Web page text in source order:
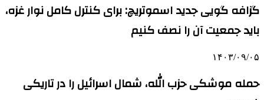
گزافه گویی جدید اسموتریچ: برای کنترل کامل نوار غزه،
باید جمعیت آن را نصف کنیم
۱۴۰۳/۰۹/۰۵
حمله موشکی حزب الله، شمال اسرائیل را در تاریکی